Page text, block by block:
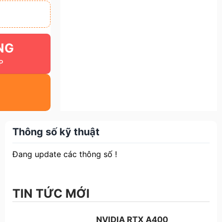
Thông số kỹ thuật
Đang update các thông số !
TIN TỨC MỚI
NVIDIA RTX A400